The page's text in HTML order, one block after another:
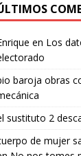
en Los
baroja obras
sustituto 2
de mujer